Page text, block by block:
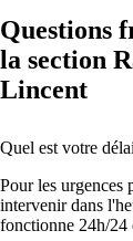
Questions
la section
Lincent
Quel est votre
Pour les urgences
intervenir dans
fonctionne 24h/24